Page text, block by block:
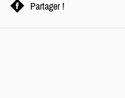
Partager !